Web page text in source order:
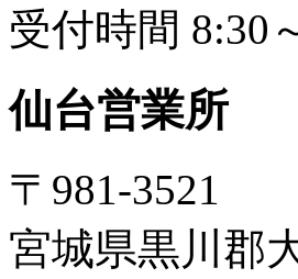
受付時間 8:30
仙台営業所
〒981-3521
宮城県黒川郡